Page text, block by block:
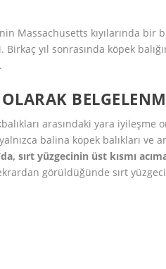
Massachusetts kıyılarında bir
Birkaç yıl sonrasında köpek
OLARAK
arasındaki yara iyileşme
balina köpek balıkları ve
sırt yüzgecinin üst kısmı
görüldüğünde sırt